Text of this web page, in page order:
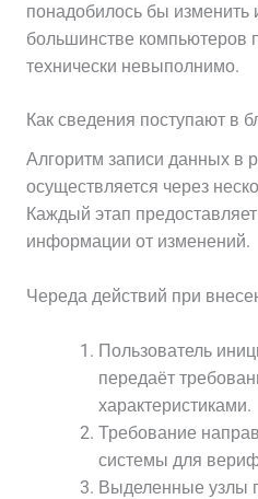
понадобилось бы
большинстве компьютеров
технически невыполнимо.
Как сведения поступают в
Алгоритм записи данных в
осуществляется через
Каждый этап
информации от изменений.
Череда действий при
Пользователь
передаёт
характеристиками.
Требование
системы для
Выделенные узлы